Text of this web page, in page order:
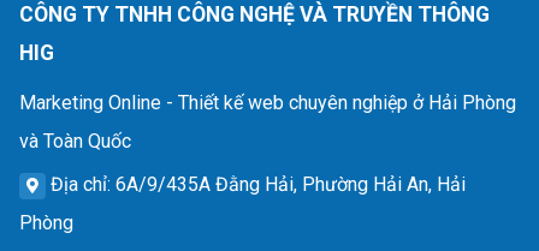
CÔNG TY TNHH CÔNG NGHỆ VÀ TRUYỀN THÔNG
HIG
Marketing Online - Thiết kế web chuyên nghiệp ở Hải Phòng
và Toàn Quốc
Địa chỉ: 6A/9/435A Đằng Hải, Phường Hải An, Hải
Phòng